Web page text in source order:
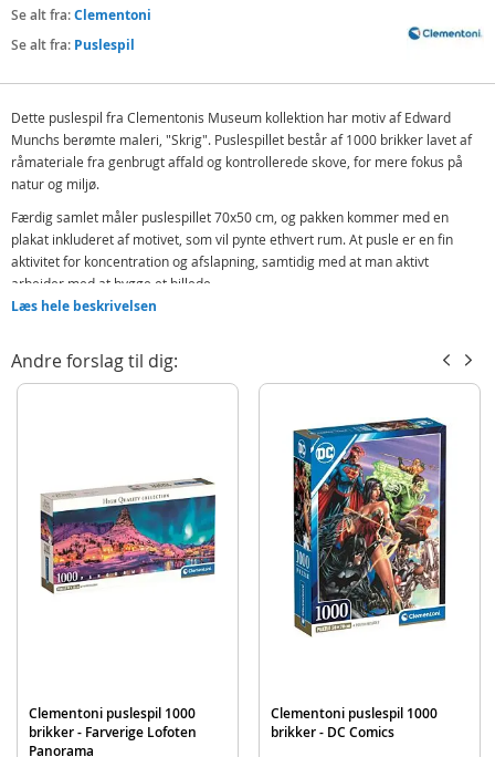
Se alt fra:Clementoni
Se alt fra: Puslespil
Dette puslespil fra Clementonis Museum kollektion har motiv af Edward
Munchs berømte maleri, "Skrig". Puslespillet består af 1000 brikker lavet af
råmateriale fra genbrugt affald og kontrollerede skove, for mere fokus på
natur og miljø.
Færdig samlet måler puslespillet 70x50 cm, og pakken kommer med en
plakat inkluderet af motivet, som vil pynte ethvert rum. At pusle er en fin
aktivitet for koncentration og afslapning, samtidig med at man aktivt
arbejder med at bygge et billede.
Indeholder:
Detaljer:
Model
8005125397914
Mærke
Læs hele beskrivelsen
Andre forslag til dig:
Clementoni puslespil 1000
brikker - Farverige Lofoten
Panorama
Clementoni puslespil 1000
brikker - DC Comics